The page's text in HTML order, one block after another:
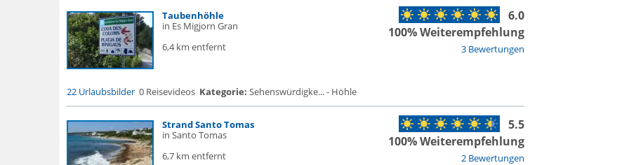
Taubenhöhle
in Es Migjorn Gran
6,4 km entfernt
3 Bewertungen
6.0
100% Weiterempfehlung
22 Urlaubsbilder 0 Reisevideos Kategorie: Sehenswürdigke... - Höhle
Strand Santo Tomas
in Santo Tomas
6,7 km entfernt
2 Bewertungen
5.5
100% Weiterempfehlung